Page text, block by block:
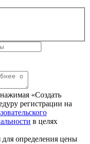
«Создать
регистрации на
в целях
для определения цены